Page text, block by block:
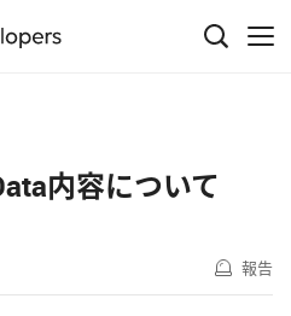
内容について
報告